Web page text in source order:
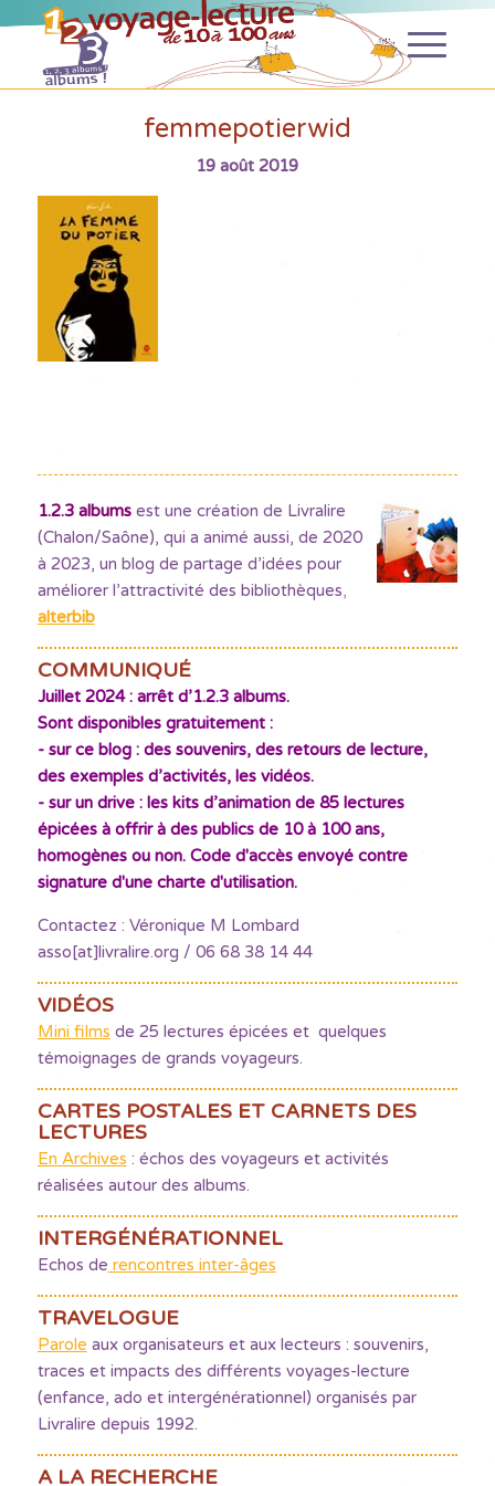
femmepotierwid
19 août 2019
1.2.3 albumsest une création de Livralire
(Chalon/Saône), qui a animé aussi, de 2020
à 2023, un blog de partage d’idées pour
améliorer l’attractivité des bibliothèques,
alterbib
COMMUNIQUÉ
Juillet 2024 : arrêt d’1.2.3 albums.
Sont disponibles gratuitement :
- sur ce blog : des souvenirs, des retours de lecture,
des exemples d’activités, les vidéos.
- sur un drive : les kits d’animation de 85 lectures
épicées à offrir à des publics de 10 à 100 ans,
homogènes ou non. Code d'accès envoyé contre
signature d'une charte d'utilisation.
Contactez : Véronique M Lombard
asso[at]livralire.org / 06 68 38 14 44
VIDÉOS
Mini films de 25 lectures épicées et quelques
témoignages de grands voyageurs.
CARTES POSTALES ET CARNETS DES
LECTURES
En Archives : échos des voyageurs et activités
réalisées autour des albums.
INTERGÉNÉRATIONNEL
Echos de rencontres inter-âges
TRAVELOGUE
Parole aux organisateurs et aux lecteurs : souvenirs,
traces et impacts des différents voyages-lecture
(enfance, ado et intergénérationnel) organisés par
Livralire depuis 1992.
A LA RECHERCHE